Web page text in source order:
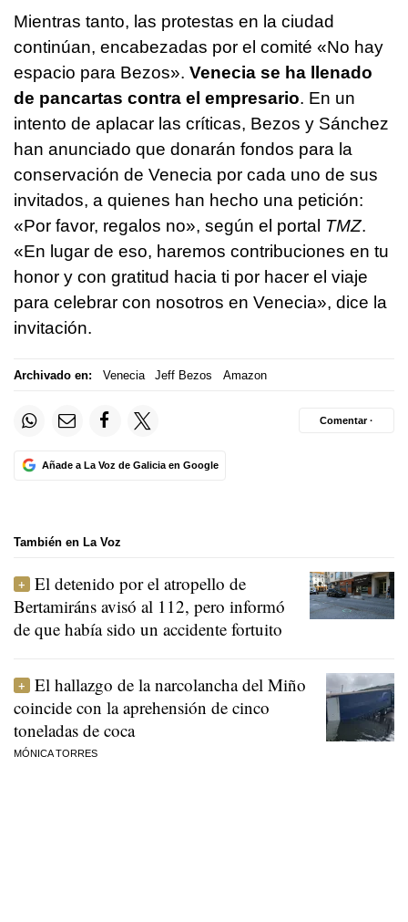
Mientras tanto, las protestas en la ciudad
continúan, encabezadas por el comité «No hay
espacio para Bezos». Venecia se ha llenado
de pancartas contra el empresario. En un
intento de aplacar las críticas, Bezos y Sánchez
han anunciado que donarán fondos para la
conservación de Venecia por cada uno de sus
invitados, a quienes han hecho una petición:
«Por favor, regalos no», según el portal TMZ.
«En lugar de eso, haremos contribuciones en tu
honor y con gratitud hacia ti por hacer el viaje
para celebrar con nosotros en Venecia», dice la
invitación.
Archivado en: Venecia Jeff Bezos Amazon
Añade a La Voz de Galicia en Google
Comentar ·
También en La Voz
El detenido por el atropello de
Bertamiráns avisó al 112, pero informó
de que había sido un accidente fortuito
El hallazgo de la narcolancha del Miño
coincide con la aprehensión de cinco
toneladas de coca
MÓNICA TORRES